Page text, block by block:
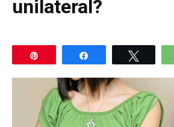
unilateral?
Compartir